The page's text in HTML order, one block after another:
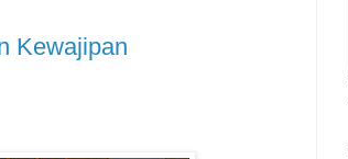
Kewajipan